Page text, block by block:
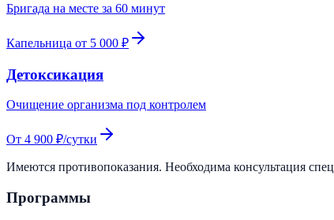
Бригада на месте за 60 минут
Капельница от 5 000 ₽
Детоксикация
Очищение организма под контролем
От 4 900 ₽/сутки
Имеются противопоказания. Необходима консультация
Программы